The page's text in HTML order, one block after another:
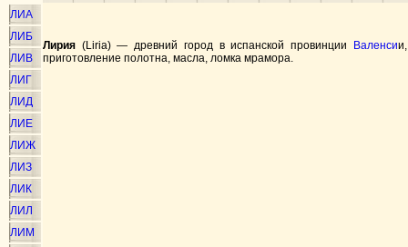
ЛИА
ЛИБ
ЛИВ
ЛИГ
ЛИД
ЛИЕ
ЛИЖ
ЛИЗ
ЛИК
ЛИЛ
ЛИМ
Лирия (Liria) — древний город в испанской провинции Валенси
приготовление полотна, масла, ломка мрамора.